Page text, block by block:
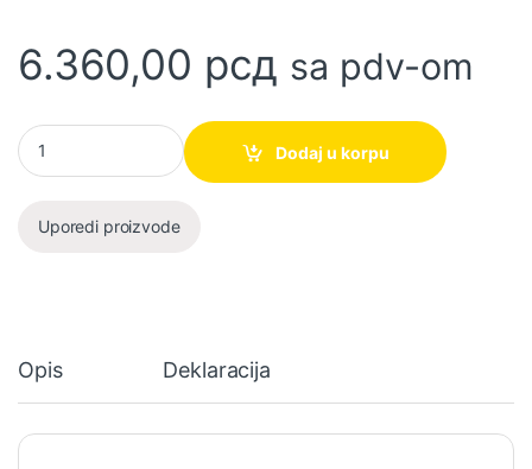
6.360,00 рсд sa pdv-om
Makita Vođica 1.000 mm 199140-0 količina
Dodaj u korpu
Uporedi proizvode
Opis Deklaracija